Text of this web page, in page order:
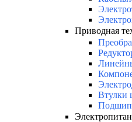
Приводная
Втулки